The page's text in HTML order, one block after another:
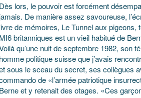
Dès lors, le pouvoir est forcément
De manière assez savoureuse,
livre de mémoires, Le Tunnel aux
MI6 britanniques est un vieil habitué de
qu’une nuit de septembre 1982, son
homme politique suisse que j’avais
sous le sceau du secret, ses collègues
de «l’armée patriotique
Berne et y retenait des otages. «Ces